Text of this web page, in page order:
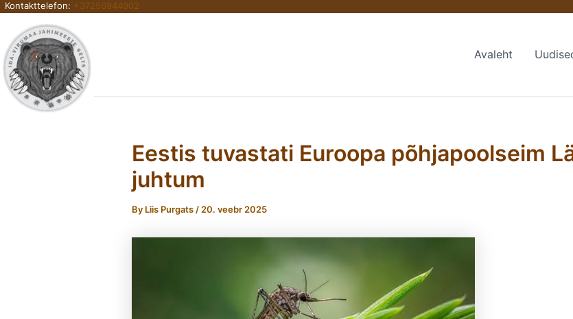
Skip
content
Kontakttelefon: +37256944902
Avaleht
Eestis tuvastati Euroopa põhjapoolseim
juhtum
By Liis Purgats / 20. veebr 2025